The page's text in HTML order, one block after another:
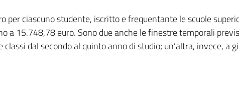
per ciascuno studente, iscritto e frequentante le scuole
a 15.748,78 euro. Sono due anche le finestre temporali
dal secondo al quinto anno di studio; un’altra, invece, a